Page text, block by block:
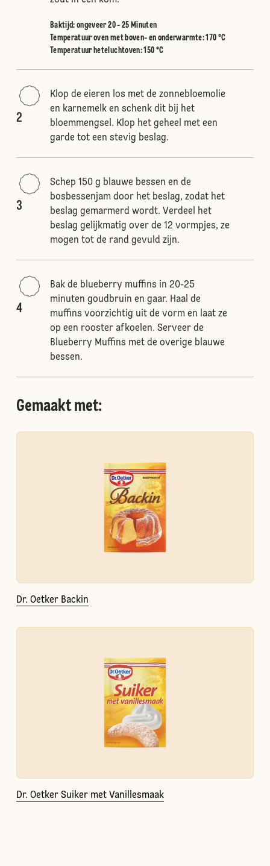
Baktijd: ongeveer 20 - 25 Minuten
Temperatuur oven met boven- en onderwarmte:170 °C
Temperatuur heteluchtoven:150 °C
2
Klop de eieren los met de zonnebloemolie
en karnemelk en schenk dit bij het
bloemmengsel. Klop het geheel met een
garde tot een stevig beslag.
3
Schep 150 g blauwe bessen en de
bosbessenjam door het beslag, zodat het
beslag gemarmerd wordt. Verdeel het
beslag gelijkmatig over de 12 vormpjes, ze
mogen tot de rand gevuld zijn.
4
Bak de blueberry muffins in 20-25
minuten goudbruin en gaar. Haal de
muffins voorzichtig uit de vorm en laat ze
op een rooster afkoelen. Serveer de
Blueberry Muffins met de overige blauwe
bessen.
Gemaakt met:
Dr. Oetker Backin
Dr. Oetker Suiker met Vanillesmaak